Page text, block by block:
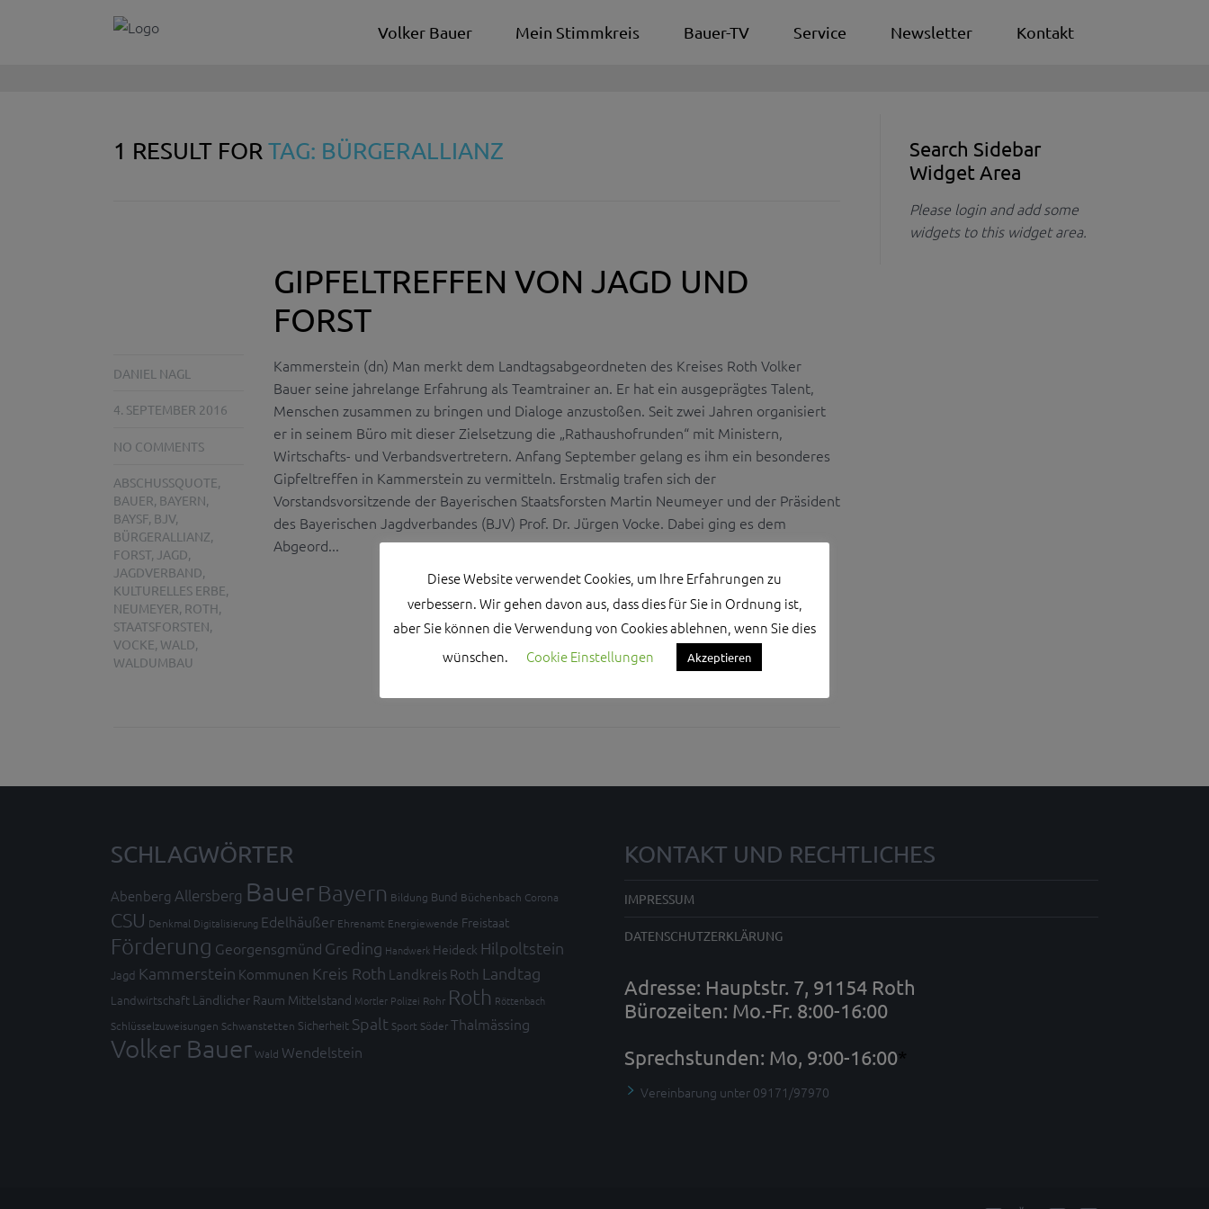
Volker Bauer Mein Stimmkreis Bauer-TV Service Newsletter Kontakt
1 RESULT FOR TAG: BÜRGERALLIANZ
GIPFELTREFFEN VON JAGD UND
FORST
DANIEL NAGL
4. SEPTEMBER 2016
NO COMMENTS
ABSCHUSSQUOTE,
BAUER, BAYERN,
BAYSF, BJV,
BÜRGERALLIANZ,
FORST, JAGD,
JAGDVERBAND,
KULTURELLES ERBE,
NEUMEYER, ROTH,
STAATSFORSTEN,
VOCKE, WALD,
WALDUMBAU
Kammerstein (dn) Man merkt dem Landtagsabgeordneten des Kreises Roth Volker
Bauer seine jahrelange Erfahrung als Teamtrainer an. Er hat ein ausgeprägtes Talent,
Menschen zusammen zu bringen und Dialoge anzustoßen. Seit zwei Jahren organisiert
er in seinem Büro mit dieser Zielsetzung die „Rathaushofrunden“ mit Ministern,
Wirtschafts- und Verbandsvertretern. Anfang September gelang es ihm ein besonderes
Gipfeltreffen in Kammerstein zu vermitteln. Erstmalig trafen sich der
Vorstandsvorsitzende der Bayerischen Staatsforsten Martin Neumeyer und der Präsident
des Bayerischen Jagdverbandes (BJV) Prof. Dr. Jürgen Vocke. Dabei ging es dem
Abgeord...
Search Sidebar
Widget Area
Please login and add some
widgets to this widget area.
SCHLAGWÖRTER
Abenberg Allersberg Bauer Bayern Bildung Bund Büchenbach Corona
CSU Denkmal Digitalisierung Edelhäußer Ehrenamt Energiewende Freistaat
Förderung Georgensgmünd Greding Handwerk Heideck Hilpoltstein
Jagd Kammerstein Kommunen Kreis Roth Landkreis Roth Landtag
Landwirtschaft Ländlicher Raum Mittelstand Mortler Polizei Rohr Roth Röttenbach
Schlüsselzuweisungen Schwanstetten Sicherheit Spalt Sport SöderThalmässing
Volker BauerWald Wendelstein
KONTAKT UND RECHTLICHES
IMPRESSUM
DATENSCHUTZERKLÄRUNG
Adresse: Hauptstr. 7, 91154 Roth
Bürozeiten: Mo.-Fr. 8:00-16:00
Sprechstunden: Mo, 9:00-16:00*
Vereinbarung unter 09171/97970
Diese Website verwendet Cookies, um Ihre Erfahrungen zu
verbessern. Wir gehen davon aus, dass dies für Sie in Ordnung ist,
aber Sie können die Verwendung von Cookies ablehnen, wenn Sie dies
wünschen.
Cookie Einstellungen Akzeptieren